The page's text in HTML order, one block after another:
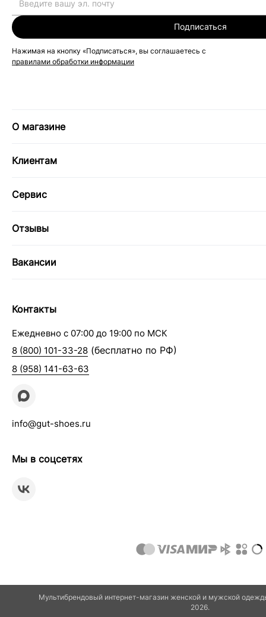
Подписаться
Нажимая на кнопку «Подписаться», вы соглашаетесь с
правилами обработки информации
О магазине
Клиентам
Сервис
Отзывы
Вакансии
Контакты
Ежедневно с 07:00 до 19:00 по МСК
8 (800) 101-33-28 (бесплатно по РФ)
8 (958) 141-63-63
info@gut-shoes.ru
Мы в соцсетях
Мультибрендовый интернет-магазин женской и мужской
2026.